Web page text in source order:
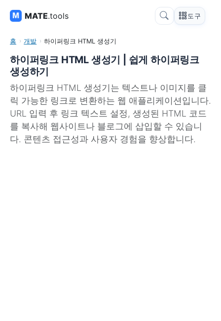
MATE.tools 도구
홈 개발 하이퍼링크 HTML 생성기
하이퍼링크 HTML 생성기 | 쉽게 하이퍼링크
생성하기
하이퍼링크 HTML 생성기는 텍스트나 이미지를 클
릭 가능한 링크로 변환하는 웹 애플리케이션입니다.
URL 입력 후 링크 텍스트 설정, 생성된 HTML 코드
를 복사해 웹사이트나 블로그에 삽입할 수 있습니
다. 콘텐츠 접근성과 사용자 경험을 향상합니다.